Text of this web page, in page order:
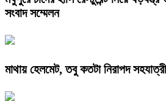
সংবাদ সম্মেলন
মাথায় হেলমেট, তবু কতটা নিরাপদ